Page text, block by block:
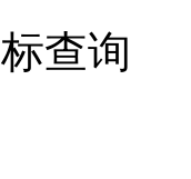
查询